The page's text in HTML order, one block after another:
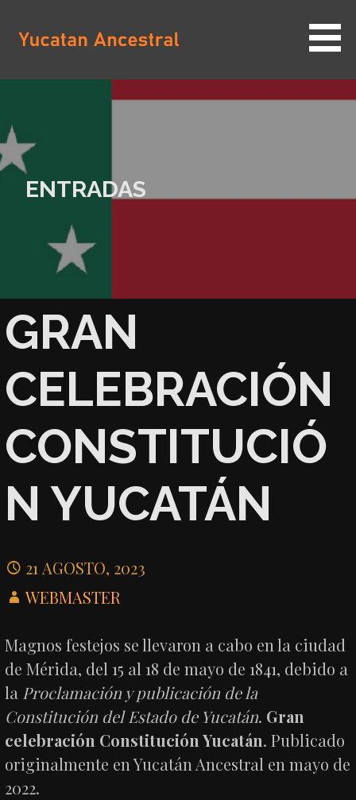
contenido
ENTRADAS
GRAN
CELEBRACIÓN
CONSTITUCIÓ
N YUCATÁN
21 AGOSTO, 2023
WEBMASTER
Magnos festejos se llevaron a cabo en la ciudad
de Mérida, del 15 al 18 de mayo de 1841, debido a
la Proclamación y publicación de la
Constitución del Estado de Yucatán. Gran
celebración Constitución Yucatán. Publicado
originalmente en Yucatán Ancestral en mayo de
2022.